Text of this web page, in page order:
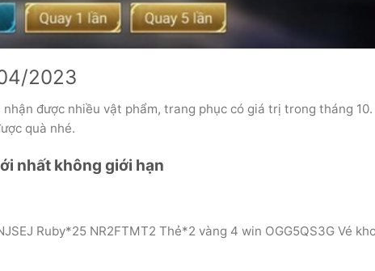
2023
được nhiều vật phẩm, trang phục có giá trị trong tháng 10.
quà nhé.
nhất không giới hạn
Ruby*25 NR2FTMT2 Thẻ*2 vàng 4 win OGG5QS3G Vé